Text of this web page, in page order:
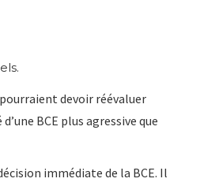
devoir réévaluer
BCE plus agressive que
immédiate de la BCE. Il